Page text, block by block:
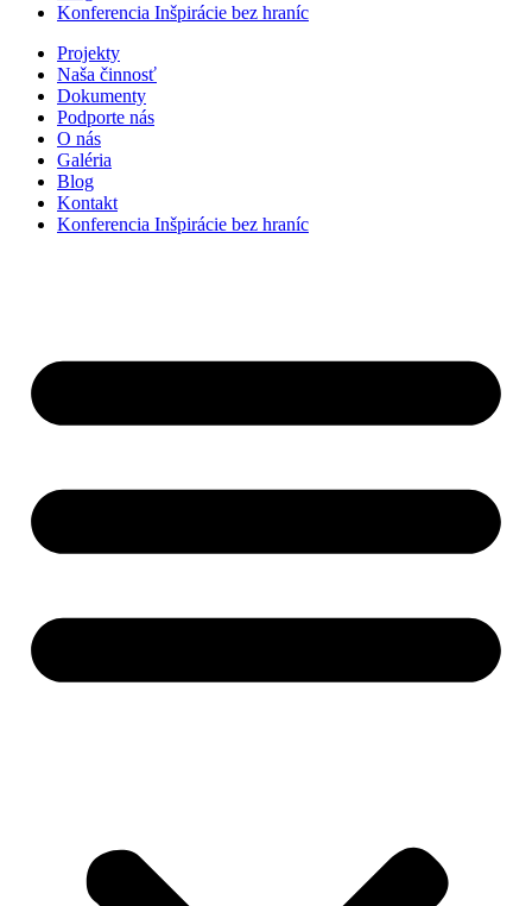
Konferencia Inšpirácie bez hraníc
Projekty
Naša činnosť
Dokumenty
Podporte nás
O nás
Galéria
Blog
Kontakt
Konferencia Inšpirácie bez hraníc